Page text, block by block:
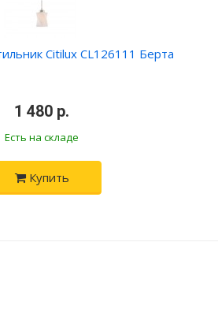
Citilux CL126111 Берта
1 480 р.
Есть на складе
Купить